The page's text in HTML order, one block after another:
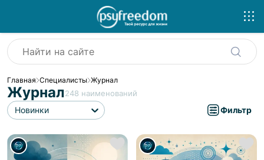
Главная Специалисты Журнал
Журнал248 наименований
Новинки Фильтр